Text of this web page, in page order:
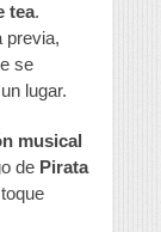
tea.
previa,
se
lugar.
musical
de Pirata